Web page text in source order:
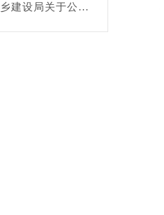
转发泉州市住房和城乡建设局关于公布2023年度全市建设工程招标代理红榜企业的通知